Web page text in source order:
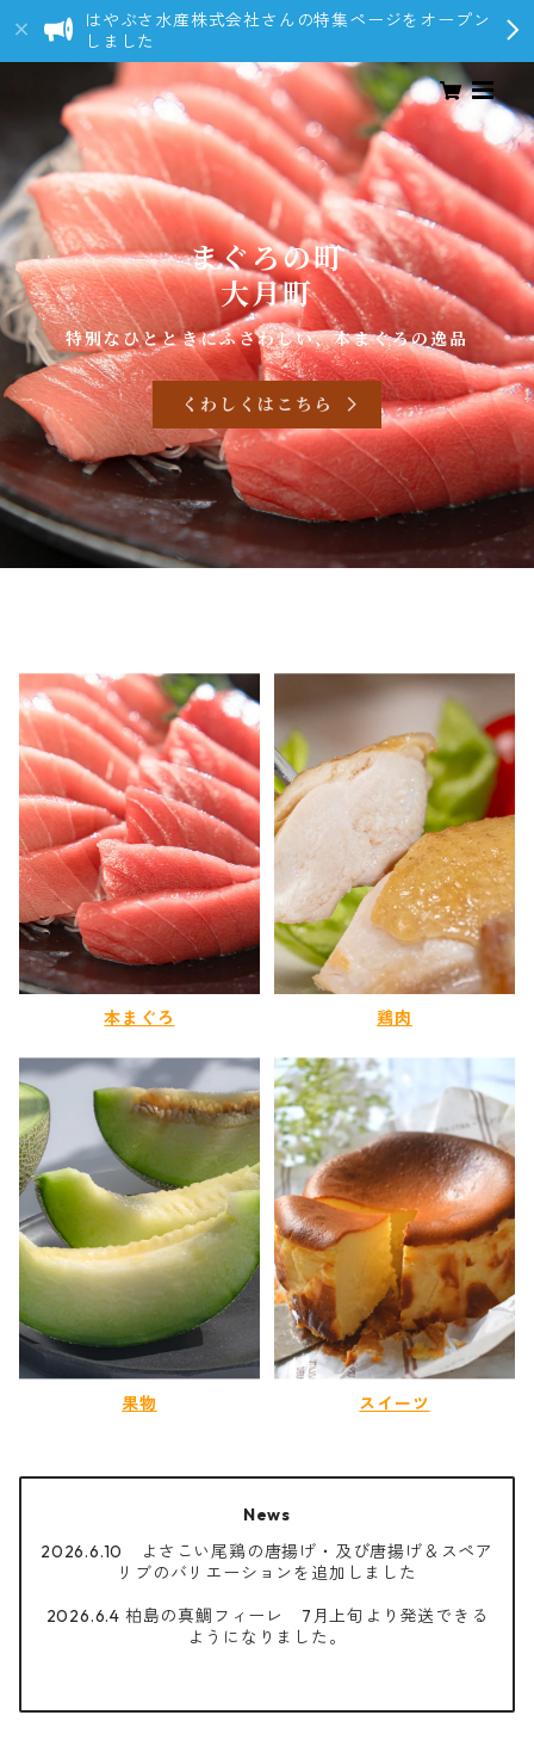
はやぶさ水産株式会社さんの特集ページをオープン
しました
まぐろの町
大月町
特別なひとときにふさわしい、本まぐろの逸品
くわしくはこちら
本まぐろ 鶏肉
果物 スイーツ
News
2026.6.10 よさこい尾鶏の唐揚げ・及び唐揚げ＆スペア
リブのバリエーションを追加しました
2026.6.4 柏島の真鯛フィーレ 7月上旬より発送できる
ようになりました。